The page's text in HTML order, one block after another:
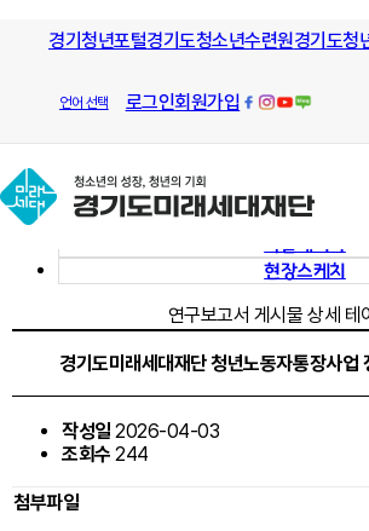
경기청년포털경기도청소년수련원경기도청
언어 선택 로그인회원가입
모든 방향으로 열린길과 그길을 안내하는
경기도미래세대재단
아카이브
연구보고서
이슈브리프
현장스케치
연구보고서 게시물 상세 테
경기도미래세대재단 청년노동자통장사업
작성일 2026-04-03
조회수 244
첨부파일